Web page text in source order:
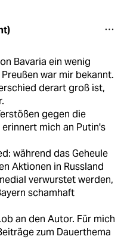
Bavaria ein wenig
war mir bekannt.
derart groß ist,
gegen die
mich an Putin's
während das Geheule
Aktionen in Russland
verwurstet werden,
schamhaft
an den Autor. Für mich
zum Dauerthema